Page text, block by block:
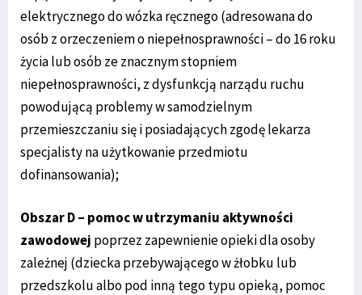
elektrycznego do wózka ręcznego (adresowana do
osób z orzeczeniem o niepełnosprawności – do 16 roku
życia lub osób ze znacznym stopniem
niepełnosprawności, z dysfunkcją narządu ruchu
powodującą problemy w samodzielnym
przemieszczaniu się i posiadających zgodę lekarza
specjalisty na użytkowanie przedmiotu
dofinansowania);
Obszar D – pomoc w utrzymaniu aktywności
zawodowej poprzez zapewnienie opieki dla osoby
zależnej (dziecka przebywającego w żłobku lub
przedszkolu albo pod inną tego typu opieką, pomoc